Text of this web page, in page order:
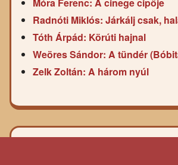
Móra Ferenc: A cinege cipője
Radnóti Miklós: Járkálj csak,
Tóth Árpád: Körúti hajnal
Weöres Sándor: A tündér
Zelk Zoltán: A három nyúl